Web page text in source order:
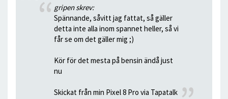
gripen skrev:
Spännande, såvitt jag fattat, så gäller
detta inte alla inom spannet heller, så vi
får se om det gäller mig ;)
Kör för det mesta på bensin ändå just
nu
Skickat från min Pixel 8 Pro via Tapatalk